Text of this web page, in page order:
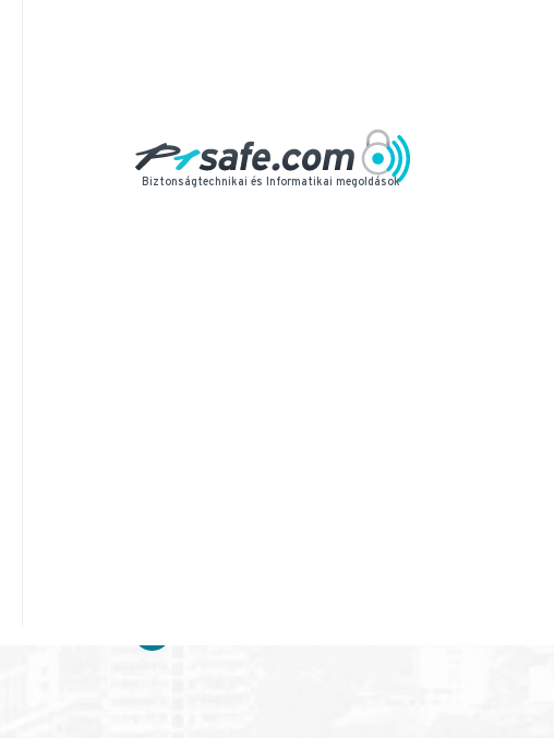
Biztonságtechnikai és Informatikai megoldások
Az üzletek tulajdonosainak a legfontosabb
alkalmazottak, milyenek a vásárlók. A kamera
vagyonbiztonság, hogy egy pillanat alatt azonosítani
melyek a legtisztább képet rögzítik.